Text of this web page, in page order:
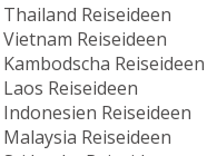
Thailand Reiseideen
Vietnam Reiseideen
Kambodscha Reiseideen
Laos Reiseideen
Indonesien Reiseideen
Malaysia Reiseideen